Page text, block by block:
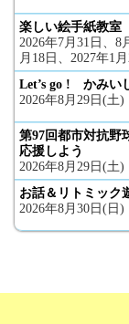
楽しい絵手紙教室
2026年7月31日、8
月18日、2027年1
Let’s go ! かみい
2026年8月29日(土)
第97回都市対抗
応援しよう
2026年8月29日(土
お話＆リトミック
2026年8月30日(日)